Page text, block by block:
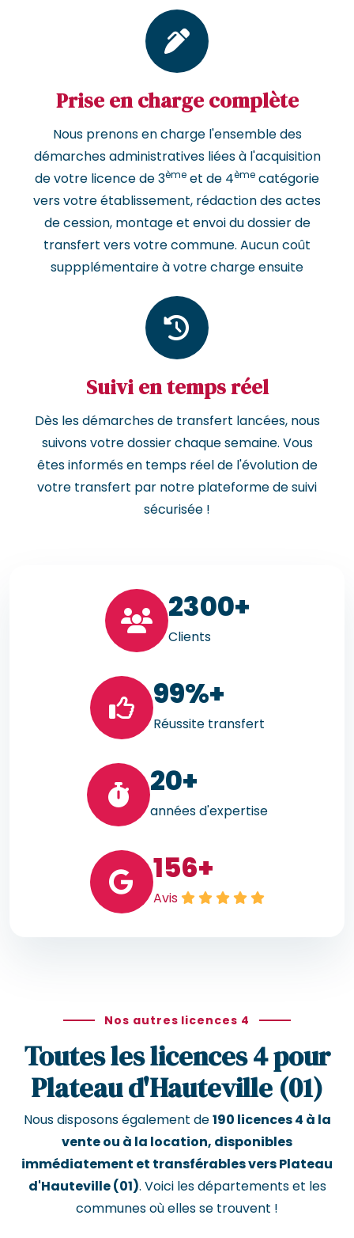
Prise en charge complète
Nous prenons en charge l'ensemble des
démarches administratives liées à l'acquisition
de votre licence de 3ème et de 4ème catégorie
vers votre établissement, rédaction des actes
de cession, montage et envoi du dossier de
transfert vers votre commune. Aucun coût
suppplémentaire à votre charge ensuite
Suivi en temps réel
Dès les démarches de transfert lancées, nous
suivons votre dossier chaque semaine. Vous
êtes informés en temps réel de l'évolution de
votre transfert par notre plateforme de suivi
sécurisée !
2300+
Clients
99%+
Réussite transfert
20+
années d'expertise
156+
Avis
Nos autres licences 4
Toutes les licences 4 pour
Plateau d'Hauteville (01)
Nous disposons également de190 licences 4 à la
vente ou à la location, disponibles
immédiatement et transférables vers Plateau
d'Hauteville (01). Voici les départements et les
communes où elles se trouvent !